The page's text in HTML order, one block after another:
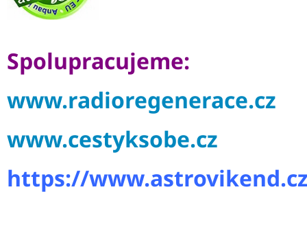
Spolupracujeme:
www.radioregenerace.cz
www.cestyksobe.cz
https://